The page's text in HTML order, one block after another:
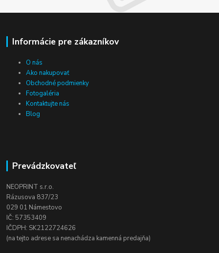
Informácie pre zákazníkov
O nás
Ako nakupovať
Obchodné podmienky
Fotogaléria
Kontaktujte nás
Blog
Prevádzkovateľ
NEOPRINT s.r.o.
Rázusova 837/23
029 01 Námestovo
IČ: 57353409
IČDPH: SK2122724626
(na tejto adrese sa nenachádza kamenná predajňa)